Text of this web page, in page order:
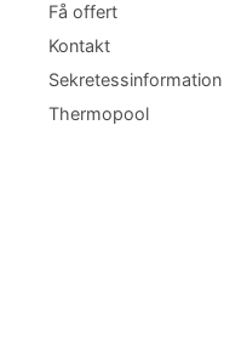
Få offert
Kontakt
Sekretessinformation
Thermopool